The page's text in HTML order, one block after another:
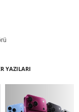
YAZILARI